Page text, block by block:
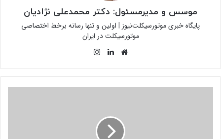
موسس و مدیرمسئول: دکتر محمدعلی نژادیان
پایگاه خبری موتورسیکلت‌نیوز | اولین و تنها رسانه برخط اختصاصی
موتورسیکلت در ایران
وبسایتلینکدین